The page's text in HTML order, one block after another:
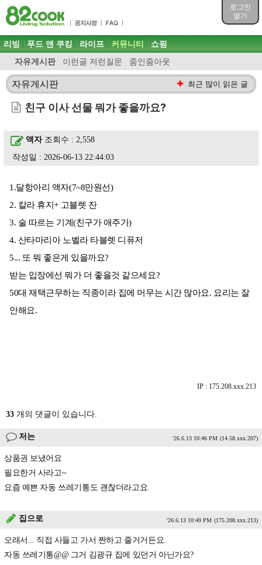
로그인
열기
목차
주메뉴 바로가기
컨텐츠 바로가기
검색 바로가기
로그인 바로가기
주메뉴
리빙 푸드 앤 쿠킹 라이프 커뮤니티
자유게시판 이런글 저런질문 줌인줌아웃
쇼핑
자유게시판 최근 많이 읽은 글
친구 이사 선물 뭐가 좋을까요?
액자조회수 : 2,558
작성일 : 2026-06-13 22:44:03
1.달항아리 액자(7~8만원선)
2. 칼라 휴지+ 고블렛 잔
3. 술 따르는 기계(친구가 애주가)
4. 산타마리아 노벨라 타블렛 디퓨저
5... 또 뭐 좋은게 있을까요?
받는 입장에선 뭐가 더 좋을것 같으세요?
50대 재택근무하는 직종이라 집에 머무는 시간 많아요. 요리는 잘
안해요.
IP : 175.208.xxx.213
33 개의 댓글이 있습니다.
저는 '26.6.13 10:46 PM (14.58.xxx.207)
상품권 보냈어요
필요한거 사라고~
요즘 예쁜 자동 쓰레기통도 괜찮더라고요
집으로 '26.6.13 10:49 PM (175.208.xxx.213)
오래서... 직접 사들고 가서 짠하고 줄거거든요.
자동 쓰레기통@@ 그거 김광규 집에 있던거 아닌가요?